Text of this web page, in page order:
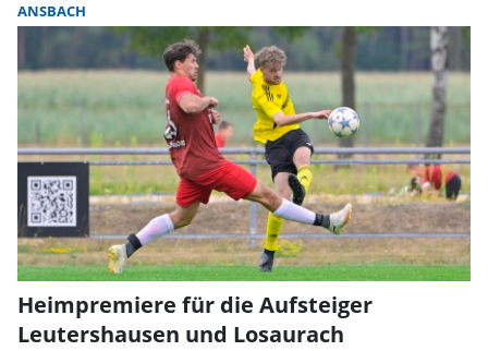
ANSBACH
Heimpremiere für die Aufsteiger
Leutershausen und Losaurach